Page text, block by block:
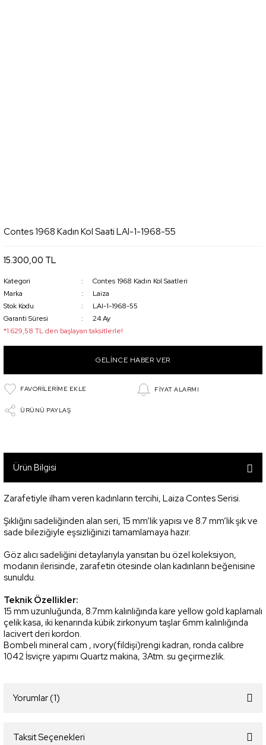
Contes 1968 Kadın Kol Saati LAI-1-1968-55
15.300,00 TL
Kategori
Contes 1968 Kadın Kol Saatleri
Marka
Laiza
Stok Kodu
LAI-1-1968-55
Garanti Süresi
24 Ay
*1.629,58 TL den başlayan taksitlerle!
GELİNCE HABER VER
FİYAT ALARMI
ÜRÜNÜ PAYLAŞ
Ürün Bilgisi
Zarafetiyle ilham veren kadınların tercihi, Laiza Contes Serisi.
Şıklığını sadeliğinden alan seri, 15 mm’lik yapısı ve 8.7 mm’lik şık ve
sade bileziğiyle eşsizliğinizi tamamlamaya hazır.
Göz alıcı sadeliğini detaylarıyla yansıtan bu özel koleksiyon,
modanın ilerisinde, zarafetin ötesinde olan kadınların beğenisine
sunuldu.
Teknik Özellikler:
15 mm uzunluğunda, 8.7mm kalınlığında kare yellow gold kaplamalı
çelik kasa, iki kenarında kübik zirkonyum taşlar 6mm kalınlığında
lacivert deri kordon.
Bombeli mineral cam , ıvory(fildişi)rengi kadran, ronda calibre
1042 İsviçre yapımı Quartz makina, 3Atm. su geçirmezlik.
Yorumlar (1)
Taksit Seçenekleri